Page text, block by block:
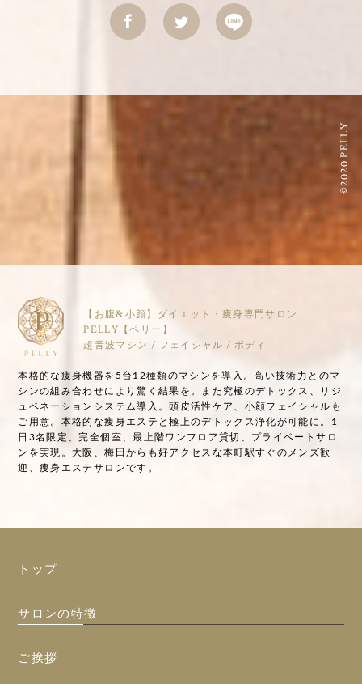
©2020 PELLY
【お腹&小顔】ダイエット・痩身専門サロン
PELLY【ペリー】
超音波マシン / フェイシャル / ボディ
本格的な痩身機器を5台12種類のマシンを導入。高い技術力とのマ
シンの組み合わせにより驚く結果を。また究極のデトックス、リジ
ュベネーションシステム導入。頭皮活性ケア、小顔フェイシャルも
ご用意。本格的な痩身エステと極上のデトックス浄化が可能に。1
日3名限定、完全個室、最上階ワンフロア貸切、プライベートサロ
ンを実現。大阪、梅田からも好アクセスな本町駅すぐのメンズ歓
迎、痩身エステサロンです。
トップ
サロンの特徴
ご挨拶